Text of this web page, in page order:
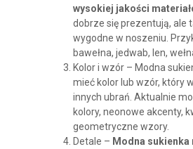
wysokiej jakości
dobrze się prezentują, ale
wygodne w noszeniu.
bawełna, jedwab, len,
Kolor i wzór – Modna
mieć kolor lub wzór, który
innych ubrań. Aktualnie
kolory, neonowe akcenty,
geometryczne wzory.
Detale – Modna sukienka